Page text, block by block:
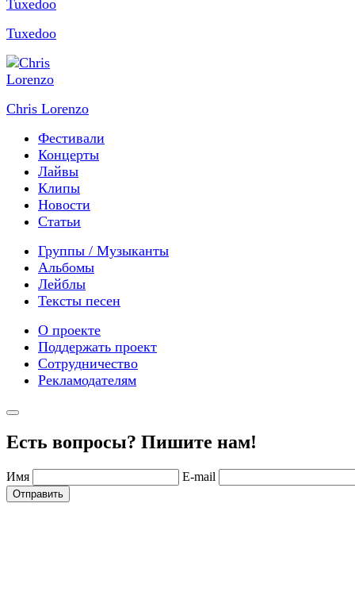
Tuxedoo
Chris Lorenzo
Фестивали
Концерты
Лайвы
Клипы
Новости
Статьи
Группы / Музыканты
Альбомы
Лейблы
Тексты песен
О проекте
Поддержать проект
Сотрудничество
Рекламодателям
Есть вопросы? Пишите нам!
Имя E-mail